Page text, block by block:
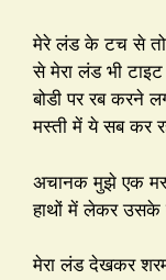
मेरे लंड के टच से तो
से मेरा लंड भी
बोडी पर रब करने
मस्ती में ये सब कर
अचानक मुझे एक
हाथों में लेकर उसके
मेरा लंड देखकर